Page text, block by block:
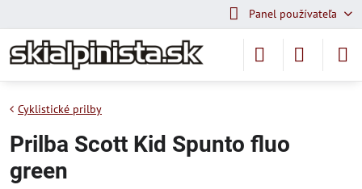
Panel používateľa
Cyklistické prilby
Prilba Scott Kid Spunto fluo
green